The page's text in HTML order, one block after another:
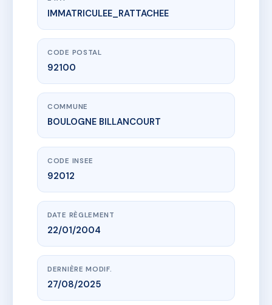
www.vme.plus/AC6579080
41 D'AGUESSEAU
41 Rue d'Aguesseau92100 BOULOGNE BILLANCOURT
IMMATRICULEE_RATTACHEE
CODE POSTAL
92100
COMMUNE
BOULOGNE BILLANCOURT
CODE INSEE
92012
DATE RÈGLEMENT
22/01/2004
DERNIÈRE MODIF.
27/08/2025